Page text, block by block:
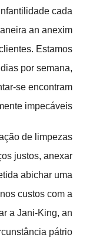
cada
an anexim
Estamos
por semana,
se encontram
impecáveis.
de limpezas
justos, anexar
abichar uma
custos com a
a Jani-King, an
pátrio